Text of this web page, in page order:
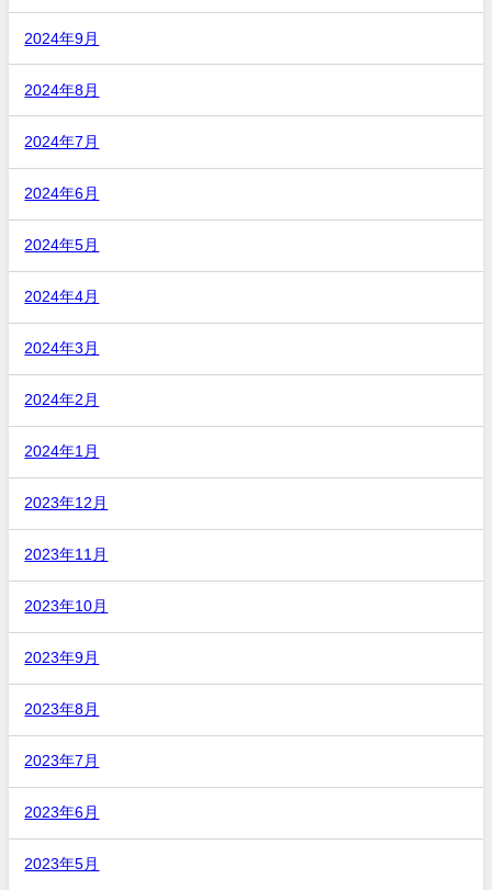
2024年9月
2024年8月
2024年7月
2024年6月
2024年5月
2024年4月
2024年3月
2024年2月
2024年1月
2023年12月
2023年11月
2023年10月
2023年9月
2023年8月
2023年7月
2023年6月
2023年5月